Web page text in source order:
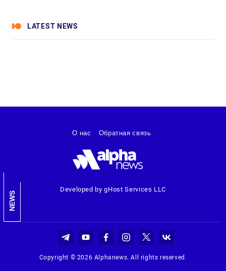
LATEST NEWS
NEWS
Developed by gHost Services LLC
О нас Обратная связь
Copyright © 2026 Alphanews. All rights reserved.